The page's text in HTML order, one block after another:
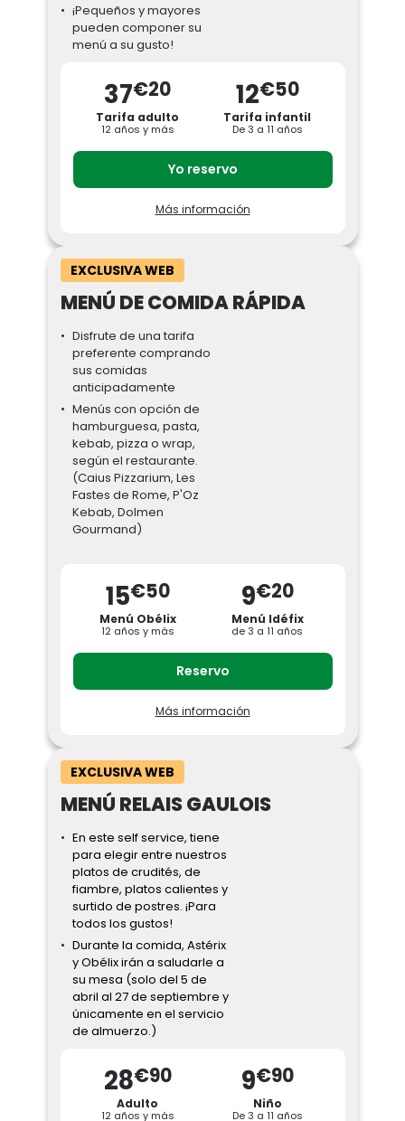
¡Pequeños y mayores
pueden componer su
menú a su gusto!
37€20
Tarifa adulto
12 años y más
12€50
Tarifa infantil
De 3 a 11 años
Yo reservo
Haga una parada en el restaurante Les
con bebida incluida!
Un lugar único en el corazón del parque
donde podrá disfrutar de un amplio buffet
libre con entrantes, platos y postres.
Tarifas exclusivas online:
Adulto (12 años y más): 37,20 € (1 bebida
refrescante (33 o 25 cl) o agua de 50 cl)
Niño (de 3 a 11 años): 12,50 € (bebida del
menú infantil incluida)
Horarios:Todos los días de apertura de
11:30 a 15:00 y en días de apertura
ampliada de 19:00 a 21:00
Si el restaurante no está disponible el día
de su visita, el parque le orientará hacia
otro tipo de restaurante. No reembolsable ni
intercambiable.
Más información
EXCLUSIVA WEB
MENÚ DE COMIDA RÁPIDA
Disfrute de una tarifa
preferente comprando
sus comidas
anticipadamente
Menús con opción de
hamburguesa, pasta,
kebab, pizza o wrap,
según el restaurante.
(Caius Pizzarium, Les
Fastes de Rome, P'Oz
Kebab, Dolmen
Gourmand)
15€50
Menú Obélix
12 años y más
9€20
Menú Idéfix
de 3 a 11 años
Reservo
¡Aprovecha una tarifa preferencial
Tarifas:
Adulto (a partir de 12 años): 15,50 € in
situ
Adulto (+ 12 años) :
En Fastes de Rome - Menú Obélix:
plato, patatas fritas o ensalada fresca
y una bebida fría*.
Caius Pizzarium - Menú Pasta:
receta de pasta y una bebida fría*.
Caius Pizzarium - Menú Pizza:
pizza margarita y una bebida fría*.
P'Oz Kebab - Menú Kebab:
sándwich kebab acompañado de
En dolmen Gourmand - Menú
Touta'wrap:
un wrap, patatas fritas o
ensalada fresca y una bebida fría*.
Más información
EXCLUSIVA WEB
MENÚ RELAIS GAULOIS
En este self service, tiene
para elegir entre nuestros
platos de crudités, de
fiambre, platos calientes y
surtido de postres. ¡Para
todos los gustos!
Durante la comida, Astérix
y Obélix irán a saludarle a
su mesa (solo del 5 de
abril al 27 de septiembre y
únicamente en el servicio
de almuerzo.)
28€90
Adulto
12 años y más
9€90
Niño
De 3 a 11 años